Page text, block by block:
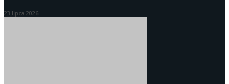
23 lipca 2026